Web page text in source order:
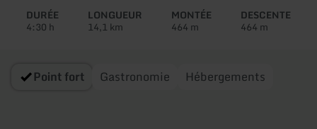
circuit:
DURÉE
4:30 h
LONGUEUR
14,1 km
MONTÉE
464 m
DESCENTE
464 m
Point fort Gastronomie Hébergements